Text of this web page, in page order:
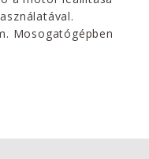
Mosogatógépben